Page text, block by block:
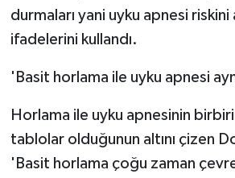
durmaları yani uyku apnesi
ifadelerini kullandı.
'Basit horlama ile uyku apnesi
Horlama ile uyku apnesinin
tablolar olduğunun altını çizen
'Basit horlama çoğu zaman